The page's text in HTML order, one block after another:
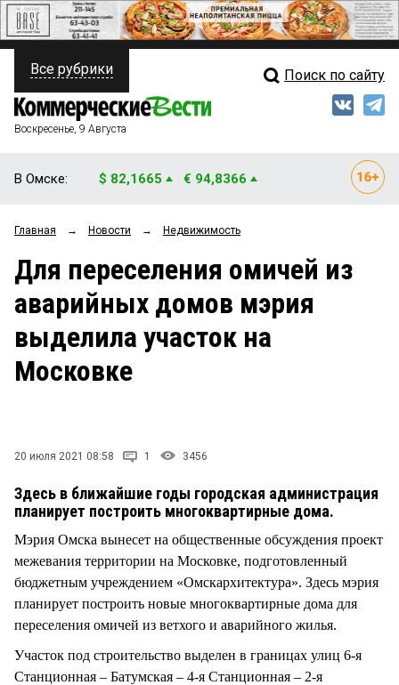
ПОЛИТИКА
ФИНАНСЫ
ОБЩЕСТВО
ЗАКОН
НОВОСТИ КОМПАНИЙ
ПРОИСШЕСТВИЯ
Свежий выпуск
Мнения
Рейтинги
Блоги
Архив
Все рубрики Поиск по сайту
Воскресенье, 9 Августа
В Омске: $ 82,1665 € 94,8366
Главная → Новости → Недвижимость
Для переселения омичей из
аварийных домов мэрия
выделила участок на
Московке
20 июля 2021 08:58 1 3456
Здесь в ближайшие годы городская администрация
планирует построить многоквартирные дома.
Мэрия Омска вынесет на общественные обсуждения проект
межевания территории на Московке, подготовленный
бюджетным учреждением «Омскархитектура». Здесь мэрия
планирует построить новые многоквартирные дома для
переселения омичей из ветхого и аварийного жилья.
Участок под строительство выделен в границах улиц 6-я
Станционная – Батумская – 4-я Станционная – 2-я